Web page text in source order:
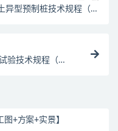
异型预制桩技术规程（最
验技术规程（最
+方案+实景】